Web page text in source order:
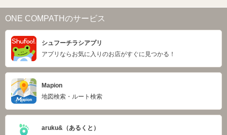
ONE COMPATHのサービス
シュフーチラシアプリ
アプリならお気に入りのお店がすぐに見つかる！
Mapion
地図検索・ルート検索
aruku&（あるくと）